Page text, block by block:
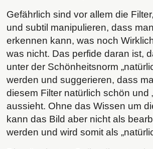
Gefährlich sind vor allem die
und subtil manipulieren, dass
erkennen kann, was noch
was nicht. Das perfide daran ist,
unter der Schönheitsnorm
werden und suggerieren, dass
diesem Filter natürlich schön und
aussieht. Ohne das Wissen um
kann das Bild aber nicht als
werden und wird somit als